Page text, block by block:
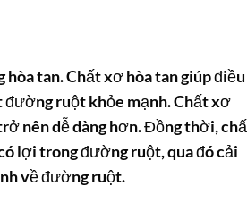
tan. Chất xơ hòa tan giúp điều
đường ruột khỏe mạnh. Chất xơ
nên dễ dàng hơn. Đồng thời,
lợi trong đường ruột, qua đó cải
về đường ruột.